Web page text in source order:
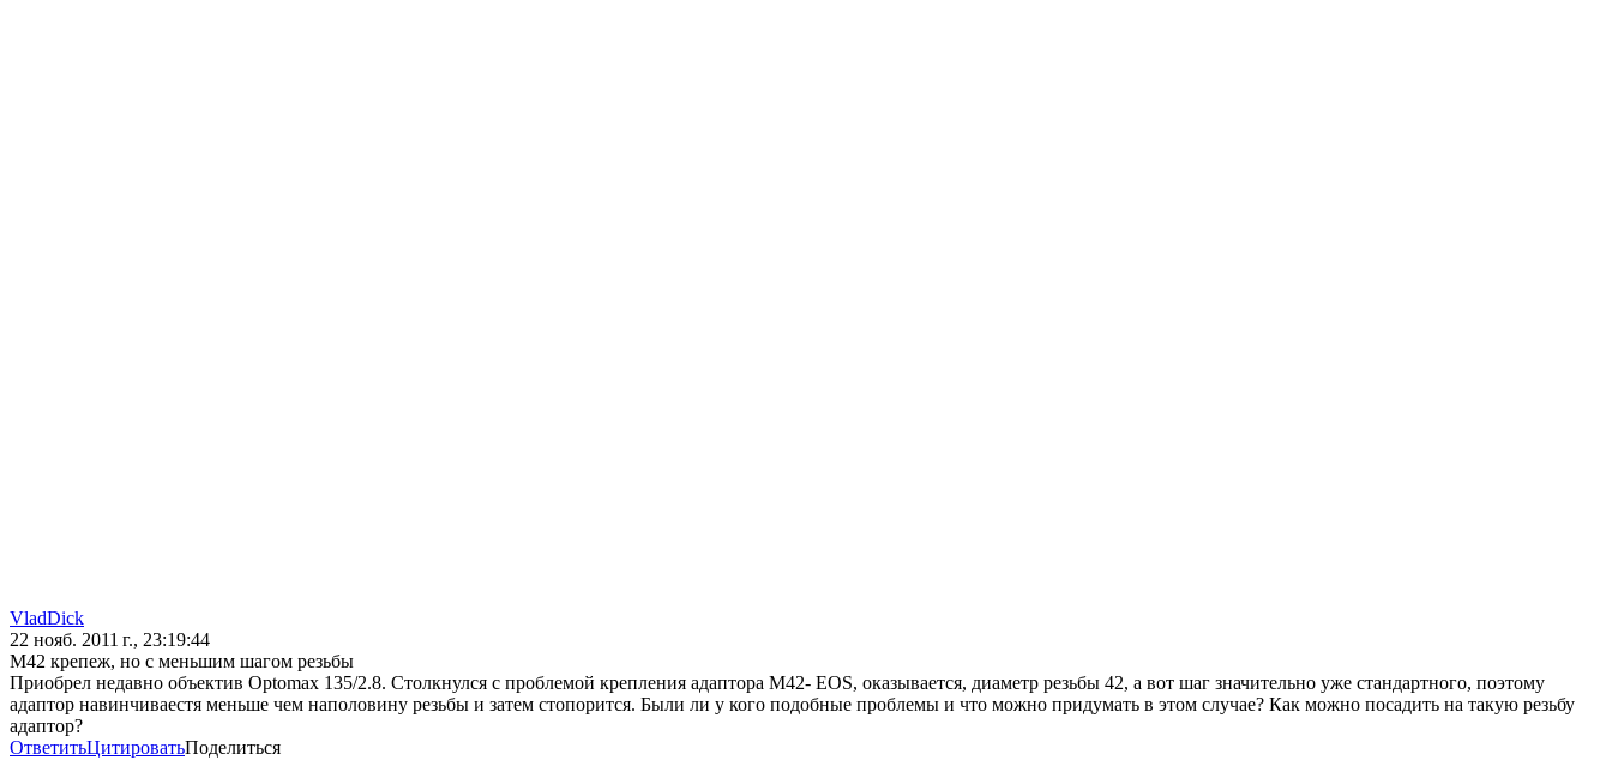
VladDick
22 нояб. 2011 г., 23:19:44
М42 крепеж, но с меньшим шагом резьбы
Приобрел недавно объектив Optomax 135/2.8. Столкнулся с проблемой крепления адаптора М42- EOS, оказывается, диаметр резьбы 42, а вот шаг значительно уже стандартного, поэтому
адаптор навинчиваестя меньше чем наполовину резьбы и затем стопорится. Были ли у кого подобные проблемы и что можно придумать в этом случае? Как можно посадить на такую резьбу
адаптор?
ОтветитьЦитироватьПоделиться